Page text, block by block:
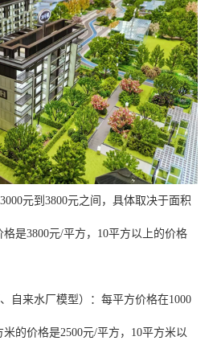
元到3800元之间，具体取决于面积
是3800元/平方，10平方以上的价格
自来水厂模型）：每平方价格在1000
的价格是2500元/平方，10平方米以